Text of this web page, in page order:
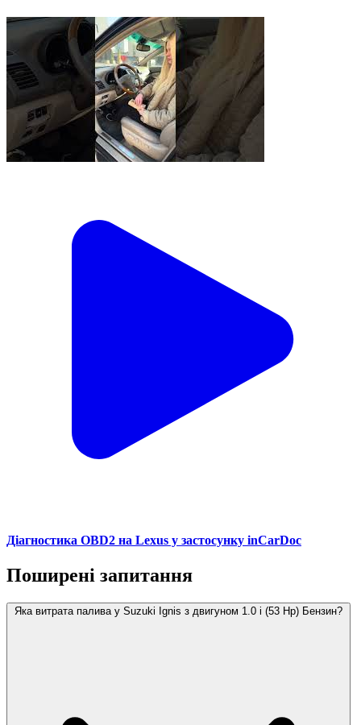
Діагностика OBD2 на Lexus у застосунку inCarDoc
Поширені запитання
Яка витрата палива у Suzuki Ignis з двигуном 1.0 i (53 Hp) Бензин?